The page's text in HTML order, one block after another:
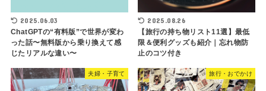
2025.06.03
ChatGPTの“有料版”で世界が変わ
った話〜無料版から乗り換えて感
じたリアルな違い〜
2025.08.26
【旅行の持ち物リスト11選】最低
限＆便利グッズも紹介｜忘れ物防
止のコツ付き
夫婦・子育て 旅行・おでかけ